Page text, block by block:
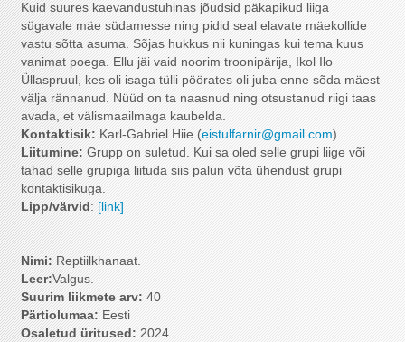
Kuid suures kaevandustuhinas jõudsid päkapikud liiga
sügavale mäe südamesse ning pidid seal elavate mäekollide
vastu sõtta asuma. Sõjas hukkus nii kuningas kui tema kuus
vanimat poega. Ellu jäi vaid noorim troonipärija, Ikol Ilo
Üllaspruul, kes oli isaga tülli pöörates oli juba enne sõda mäest
välja rännanud. Nüüd on ta naasnud ning otsustanud riigi taas
avada, et välismaailmaga kaubelda.
Kontaktisik: Karl-Gabriel Hiie (eistulfarnir@gmail.com)
Liitumine: Grupp on suletud. Kui sa oled selle grupi liige või
tahad selle grupiga liituda siis palun võta ühendust grupi
kontaktisikuga.
Lipp/värvid : [link]
Nimi:Reptiilkhanaat.
Leer:Valgus.
Suurim liikmete arv: 40
Pärtiolumaa: Eesti
Osaletud üritused: 2024